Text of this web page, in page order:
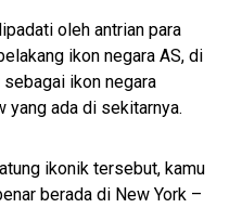
oleh antrian para
ikon negara AS, di
ikon negara
ada di sekitarnya.
ikonik tersebut, kamu
berada di New York –